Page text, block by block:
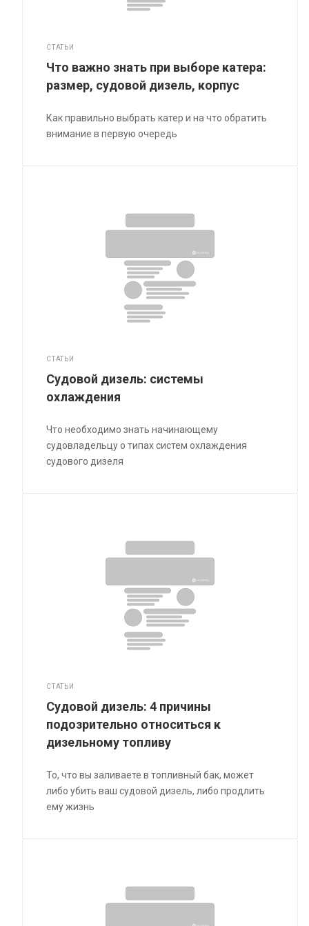
СТАТЬИ
Что важно знать при выборе катера:
размер, судовой дизель, корпус
Как правильно выбрать катер и на что обратить
внимание в первую очередь
СТАТЬИ
Судовой дизель: системы
охлаждения
Что необходимо знать начинающему
судовладельцу о типах систем охлаждения
судового дизеля
СТАТЬИ
Судовой дизель: 4 причины
подозрительно относиться к
дизельному топливу
То, что вы заливаете в топливный бак, может
либо убить ваш судовой дизель, либо продлить
ему жизнь